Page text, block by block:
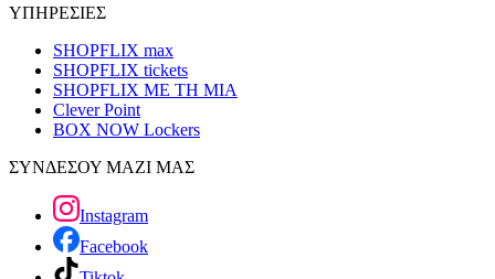
ΥΠΗΡΕΣΙΕΣ
SHOPFLIX max
SHOPFLIX tickets
SHOPFLIX ΜΕ ΤΗ ΜΙΑ
Clever Point
BOX NOW Lockers
ΣΥΝΔΕΣΟΥ ΜΑΖΙ ΜΑΣ
Instagram
Facebook